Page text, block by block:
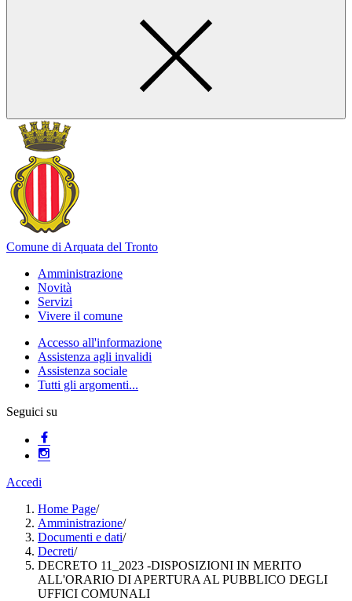
Comune di Arquata del Tronto
Amministrazione
Novità
Servizi
Vivere il comune
Accesso all'informazione
Assistenza agli invalidi
Assistenza sociale
Tutti gli argomenti...
Seguici su
Accedi
Home Page/
Amministrazione/
Documenti e dati/
Decreti/
DECRETO 11_2023 -DISPOSIZIONI IN MERITO
ALL'ORARIO DI APERTURA AL PUBBLICO DEGLI
UFFICI COMUNALI